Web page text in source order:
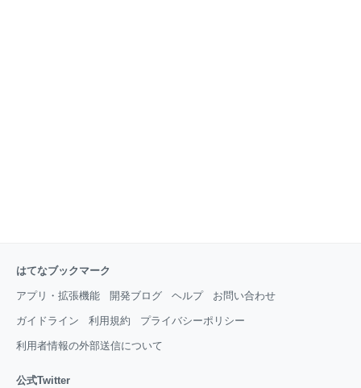
はてなブックマーク
アプリ・拡張機能 開発ブログ ヘルプ お問い合わせ
ガイドライン 利用規約 プライバシーポリシー
利用者情報の外部送信について
公式Twitter